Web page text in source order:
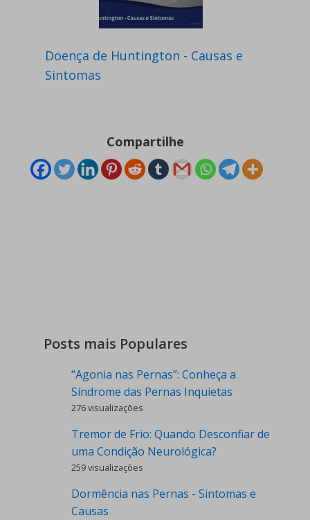
Doença de Huntington - Causas e
Sintomas
Compartilhe
Posts mais Populares
“Agonia nas Pernas”: Conheça a
Síndrome das Pernas Inquietas
276 visualizações
Tremor de Frio: Quando Desconfiar de
uma Condição Neurológica?
259 visualizações
Dormência nas Pernas - Sintomas e
Causas